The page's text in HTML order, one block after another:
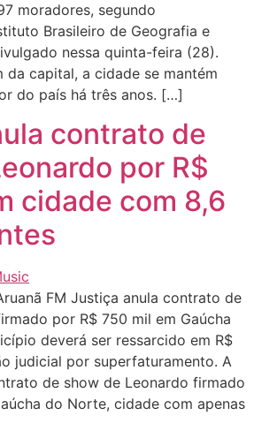
moradores, segundo
Brasileiro de Geografia e
nessa quinta-feira (28).
da capital, a cidade se mantém
do país há três anos. […]
contrato de
por R$
cidade com 8,6
FM Justiça anula contrato de
por R$ 750 mil em Gaúcha
deverá ser ressarcido em R$
judicial por superfaturamento. A
de show de Leonardo firmado
do Norte, cidade com apenas